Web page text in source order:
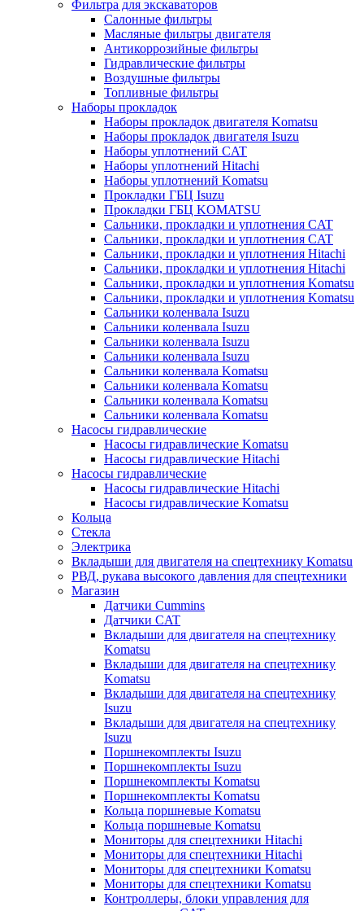
Фильтра для экскаваторов
Салонные фильтры
Масляные фильтры двигателя
Антикоррозийные фильтры
Гидравлические фильтры
Воздушные фильтры
Топливные фильтры
Наборы прокладок
Наборы прокладок двигателя Komatsu
Наборы прокладок двигателя Isuzu
Наборы уплотнений CAT
Наборы уплотнений Hitachi
Наборы уплотнений Komatsu
Прокладки ГБЦ Isuzu
Прокладки ГБЦ KOMATSU
Сальники, прокладки и уплотнения CAT
Сальники, прокладки и уплотнения CAT
Сальники, прокладки и уплотнения Hitachi
Сальники, прокладки и уплотнения Hitachi
Сальники, прокладки и уплотнения Komatsu
Сальники, прокладки и уплотнения Komatsu
Сальники коленвала Isuzu
Сальники коленвала Isuzu
Сальники коленвала Isuzu
Сальники коленвала Isuzu
Сальники коленвала Komatsu
Сальники коленвала Komatsu
Сальники коленвала Komatsu
Сальники коленвала Komatsu
Насосы гидравлические
Насосы гидравлические Komatsu
Насосы гидравлические Hitachi
Насосы гидравлические
Насосы гидравлические Hitachi
Насосы гидравлические Komatsu
Кольца
Стекла
Электрика
Вкладыши для двигателя на спецтехнику Komatsu
РВД, рукава высокого давления для спецтехники
Магазин
Датчики Cummins
Датчики CAT
Вкладыши для двигателя на спецтехнику
Komatsu
Вкладыши для двигателя на спецтехнику
Komatsu
Вкладыши для двигателя на спецтехнику
Isuzu
Вкладыши для двигателя на спецтехнику
Isuzu
Поршнекомплекты Isuzu
Поршнекомплекты Isuzu
Поршнекомплекты Komatsu
Поршнекомплекты Komatsu
Кольца поршневые Komatsu
Кольца поршневые Komatsu
Мониторы для спецтехники Hitachi
Мониторы для спецтехники Hitachi
Мониторы для спецтехники Komatsu
Мониторы для спецтехники Komatsu
Контроллеры, блоки управления для